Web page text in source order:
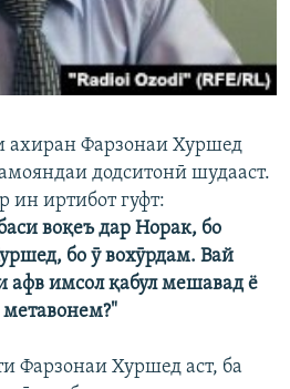
ахиран Фарзонаи Хуршед
додситонӣ шудааст.
ин иртибот гуфт:
воқеъ дар Норак, бо
бо ӯ вохӯрдам. Вай
афв имсол қабул мешавад ё
Фарзонаи Хуршед аст, ба